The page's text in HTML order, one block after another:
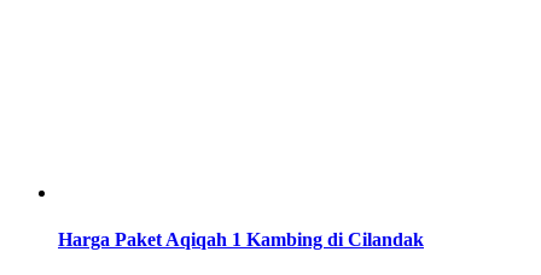
Harga Paket Aqiqah 1 Kambing di Cilandak